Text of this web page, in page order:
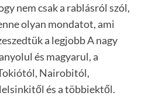
nem csak a rablásról szól,
olyan mondatot, ami
a legjobb A nagy
és magyarul, a
Nairobitól,
és a többiektől.